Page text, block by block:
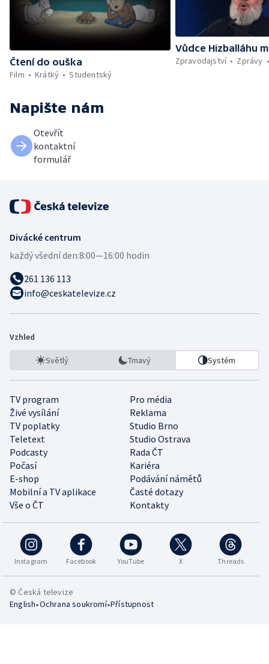
Čtení do ouška
Film
Krátký Studentský
Vůdce Hizballáhu
Zpravodajství
Zprávy
Napište nám
Otevřít
kontaktní
formulář
Divácké centrum
každý všední den:8:00—16:00 hodin
261 136 113
info@ceskatelevize.cz
Vzhled
Světlý Tmavý Systém
TV program
Pro média
Živé vysílání
Reklama
TV poplatky
Studio Brno
Teletext
Studio Ostrava
Podcasty
Rada ČT
Počasí
Kariéra
E-shop
Podávání námětů
Mobilní a TV aplikace
Časté dotazy
Vše o ČT
Kontakty
Instagram Facebook YouTube X Threads
© Česká televize
English•Ochrana soukromí•Přístupnost